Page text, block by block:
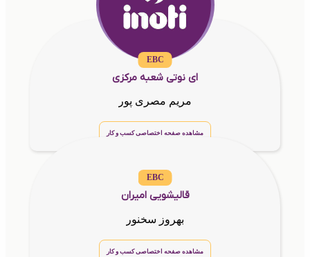
EBC
ای نوتی شعبه مرکزی
مریم مصری پور
مشاهده صفحه اختصاصی کسب و کار
EBC
قالیشویی امیران
بهروز سخنور
مشاهده صفحه اختصاصی کسب و کار